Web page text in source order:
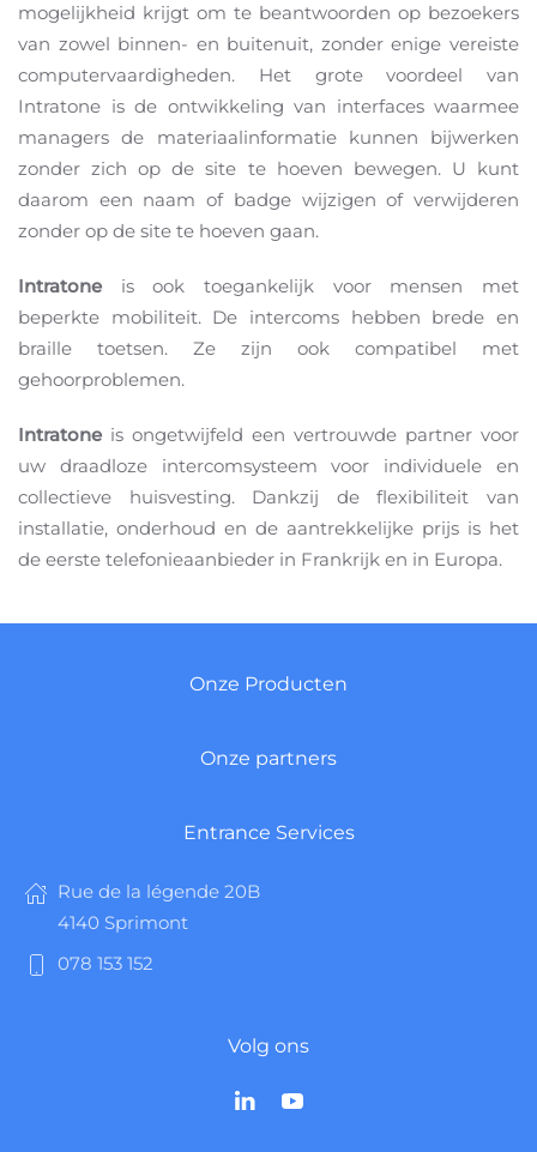
mogelijkheid krijgt om te beantwoorden op bezoekers
van zowel binnen- en buitenuit, zonder enige vereiste
computervaardigheden. Het grote voordeel van
Intratone is de ontwikkeling van interfaces waarmee
managers de materiaalinformatie kunnen bijwerken
zonder zich op de site te hoeven bewegen. U kunt
daarom een naam of badge wijzigen of verwijderen
zonder op de site te hoeven gaan.
Intratone is ook toegankelijk voor mensen met
beperkte mobiliteit. De intercoms hebben brede en
braille toetsen. Ze zijn ook compatibel met
gehoorproblemen.
Intratone is ongetwijfeld een vertrouwde partner voor
uw draadloze intercomsysteem voor individuele en
collectieve huisvesting. Dankzij de flexibiliteit van
installatie, onderhoud en de aantrekkelijke prijs is het
de eerste telefonieaanbieder in Frankrijk en in Europa.
Onze Producten
Onze partners
Entrance Services
Rue de la légende 20B
4140 Sprimont
078 153 152
Volg ons